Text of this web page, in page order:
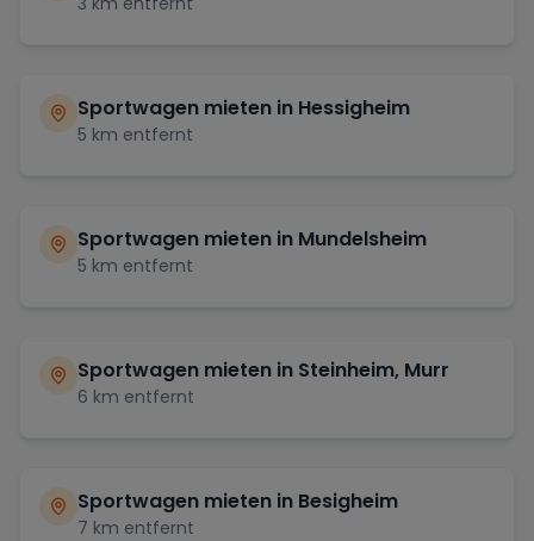
Sportwagen mieten in Hessigheim
5 km entfernt
Sportwagen mieten in Mundelsheim
5 km entfernt
Sportwagen mieten in Steinheim, Murr
6 km entfernt
Sportwagen mieten in Besigheim
7 km entfernt